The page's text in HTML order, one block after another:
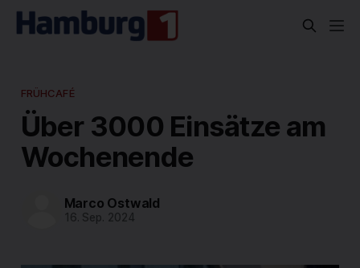
FRÜHCAFÉ
Über 3000 Einsätze am
Wochenende
Marco Ostwald
16. Sep. 2024